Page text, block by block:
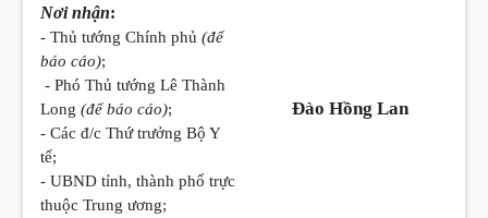
Nơi nhận:
- Thủ tướng Chính phủ (để
báo cáo);
- Phó Thủ tướng Lê Thành
Long (để báo cáo);
- Các đ/c Thứ trưởng Bộ Y
tế;
- UBND tỉnh, thành phố trực
thuộc Trung ương;
Đào Hồng Lan